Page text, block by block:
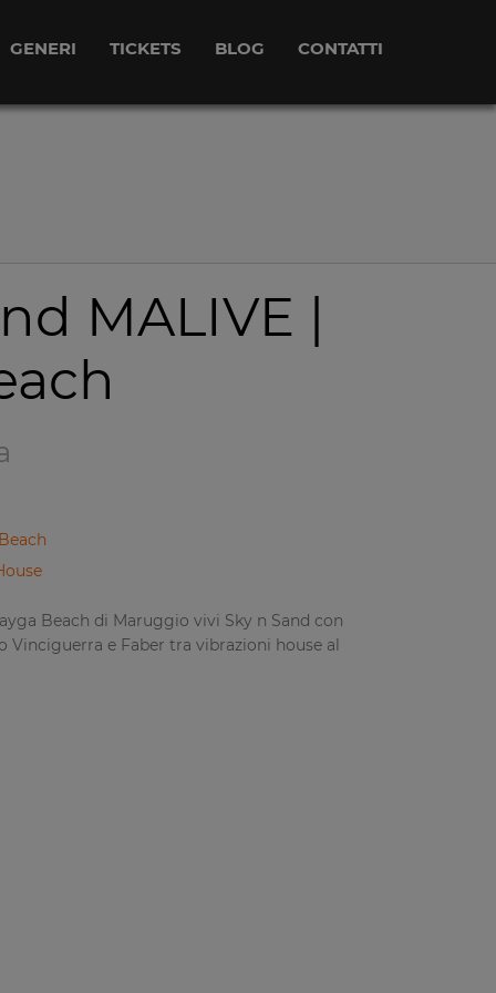
GENERI TICKETS BLOG CONTATTI
MALIVE |
Beach di Maruggio vivi Sky n Sand con
Vinciguerra e Faber tra vibrazioni house al